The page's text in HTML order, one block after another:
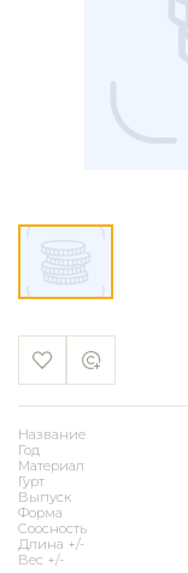
Название
Год
Материал
Гурт
Выпуск
Форма
Соосность
Длина +/-
Вес +/-